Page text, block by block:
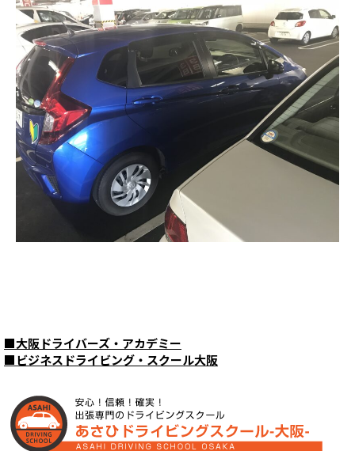
■大阪ドライバーズ・アカデミー
■ビジネスドライビング・スクール大阪